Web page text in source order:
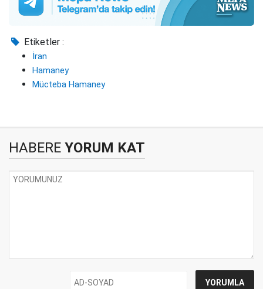
Etiketler :
İran
Hamaney
Mücteba Hamaney
HABERE YORUM KAT